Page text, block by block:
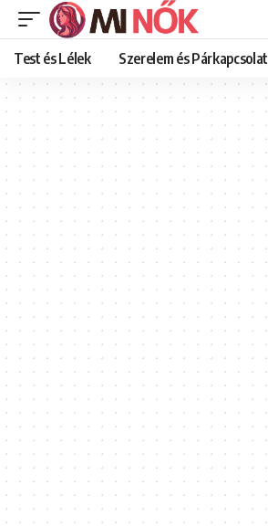
Test és Lélek Szerelem és Párkapcsolat